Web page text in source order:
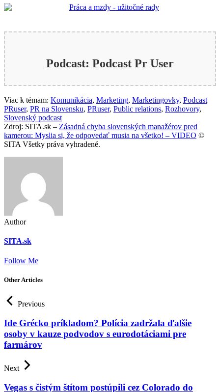
Podcast: Podcast Pr User
Viac k témam: Komunikácia, Marketing, Marketingovky, Podcast
PRuser, PR na Slovensku, PRuser, Public relations, Rozhovory,
Slovenský podcast
Zdroj: SITA.sk – Zásadná chyba slovenských manažérov pred
kamerou: Myslia si, že odpovedať musia na všetko! – VIDEO ©
SITA Všetky práva vyhradené.
Author
SITA.sk
Follow Me
Other Articles
Previous
Ide Grécko príkladom? Polícia zadržala ďalšie
osoby v kauze podvodov s eurodotáciami pre
farmárov
Next
Vegas s čistým štítom postúpili cez Colorado do